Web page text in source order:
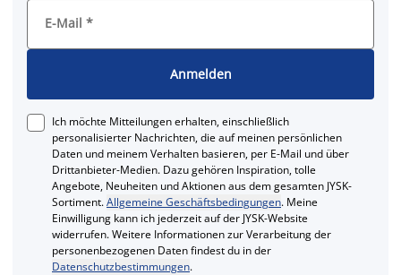
E-Mail *
Anmelden
Ich möchte Mitteilungen erhalten, einschließlich
personalisierter Nachrichten, die auf meinen persönlichen
Daten und meinem Verhalten basieren, per E-Mail und über
Drittanbieter-Medien. Dazu gehören Inspiration, tolle
Angebote, Neuheiten und Aktionen aus dem gesamten JYSK-
Sortiment.Allgemeine Geschäftsbedingungen. Meine
Einwilligung kann ich jederzeit auf der JYSK-Website
widerrufen. Weitere Informationen zur Verarbeitung der
personenbezogenen Daten findest du in der
Datenschutzbestimmungen.